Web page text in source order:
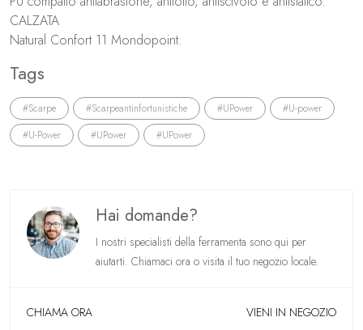
CALZATA
Natural Confort 11 Mondopoint.
Tags
#Scarpe #Scarpeantinfortunistiche #UPower
#U-power
#U-Power
#UPower #UPower
Hai domande?
I nostri specialisti della ferramenta sono qui per
aiutarti. Chiamaci ora o visita il tuo negozio locale.
CHIAMA ORA VIENI IN NEGOZIO